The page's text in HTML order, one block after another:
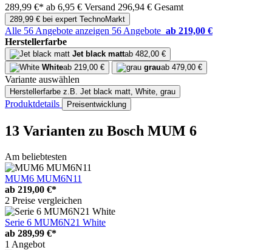
289,99 €* ab 6,95 € Versand 296,94 € Gesamt
289,99 € bei expert TechnoMarkt
Alle 56 Angebote anzeigen 56 Angebote ab 219,00 €
Herstellerfarbe
Jet black mattab 482,00 €
Whiteab 219,00 € grauab 479,00 €
Variante auswählen
Herstellerfarbe z.B. Jet black matt, White, grau
Produktdetails Preisentwicklung
13 Varianten zu Bosch MUM 6
Am beliebtesten
MUM6 MUM6N11
ab 219,00 €*
2 Preise vergleichen
Serie 6 MUM6N21 White
ab 289,99 €*
1 Angebot